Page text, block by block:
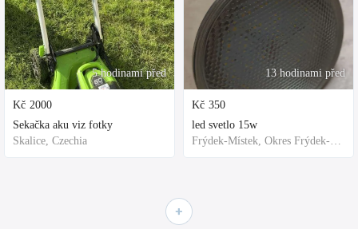
5 hodinami před
Kč 2000
Sekačka aku viz fotky
Skalice, Czechia
13 hodinami před
Kč 350
led svetlo 15w
Frýdek-Místek, Okres Frýdek-Místek, Česko